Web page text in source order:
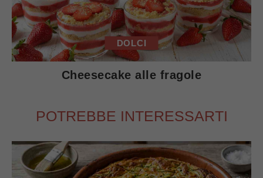
DOLCI
Cheesecake alle fragole
POTREBBE INTERESSARTI